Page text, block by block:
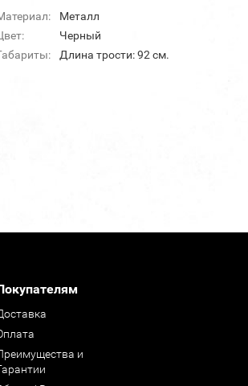
Металл
Черный
Длина трости: 92 см.
и